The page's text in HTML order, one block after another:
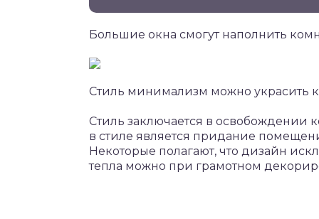
Большие окна смогут наполнить
Стиль минимализм можно украсить
Стиль заключается в освобождении
в стиле является придание
Некоторые полагают, что дизайн
тепла можно при грамотном